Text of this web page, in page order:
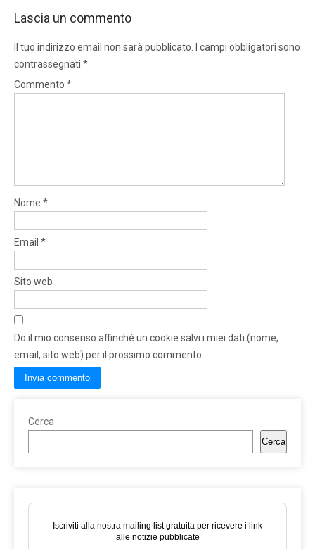
Lascia un commento
Il tuo indirizzo email non sarà pubblicato.
I campi obbligatori sono
contrassegnati *
Commento *
Nome *
Email *
Sito web
Do il mio consenso affinché un cookie salvi i miei dati (nome,
email, sito web) per il prossimo commento.
Cerca
Cerca
Iscriviti alla nostra mailing list gratuita per ricevere i link
alle notizie pubblicate